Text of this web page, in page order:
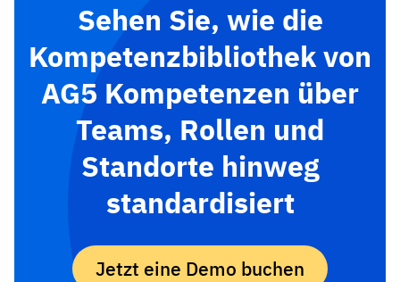
Sehen Sie, wie die
Kompetenzbibliothek von
AG5 Kompetenzen über
Teams, Rollen und
Standorte hinweg
standardisiert
Jetzt eine Demo buchen